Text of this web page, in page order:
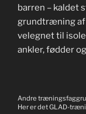
barren – kaldet
grundtræning af
velegnet til
ankler, fødder
Andre
Her er det GLAD-